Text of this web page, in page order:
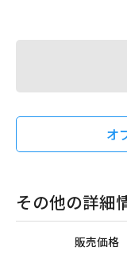
オ
その他の詳細
販売価格